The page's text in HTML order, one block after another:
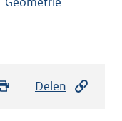
Delen